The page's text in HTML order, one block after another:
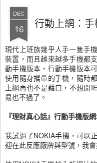
DEC
16 行動上網：
現代上班族幾乎人手一隻手
裝置，而且越來越多手機都
動手機版本，行動手機版本
使用隨身攜帶的手機，隨時
上網再也不是藉口，不想開
易也不過了。
『理財真心話』行動手機版
我試過了NOKIA手機，可以
迎在此反應廠牌與型號，我會